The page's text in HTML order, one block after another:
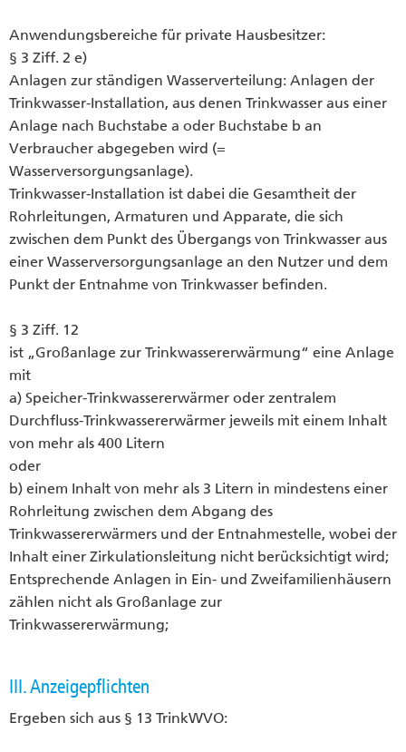
Anwendungsbereiche für private Hausbesitzer:
§ 3 Ziff. 2 e)
Anlagen zur ständigen Wasserverteilung: Anlagen der
Trinkwasser-Installation, aus denen Trinkwasser aus einer
Anlage nach Buchstabe a oder Buchstabe b an
Verbraucher abgegeben wird (=
Wasserversorgungsanlage).
Trinkwasser-Installation ist dabei die Gesamtheit der
Rohrleitungen, Armaturen und Apparate, die sich
zwischen dem Punkt des Übergangs von Trinkwasser aus
einer Wasserversorgungsanlage an den Nutzer und dem
Punkt der Entnahme von Trinkwasser befinden.
§ 3 Ziff. 12
ist „Großanlage zur Trinkwassererwärmung“ eine Anlage
mit
a) Speicher-Trinkwassererwärmer oder zentralem
Durchfluss-Trinkwassererwärmer jeweils mit einem Inhalt
von mehr als 400 Litern
oder
b) einem Inhalt von mehr als 3 Litern in mindestens einer
Rohrleitung zwischen dem Abgang des
Trinkwassererwärmers und der Entnahmestelle, wobei der
Inhalt einer Zirkulationsleitung nicht berücksichtigt wird;
Entsprechende Anlagen in Ein- und Zweifamilienhäusern
zählen nicht als Großanlage zur
Trinkwassererwärmung;
III. Anzeigepflichten
Ergeben sich aus § 13 TrinkWVO: